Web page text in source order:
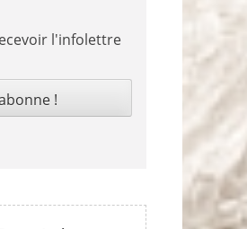
l'infolettre